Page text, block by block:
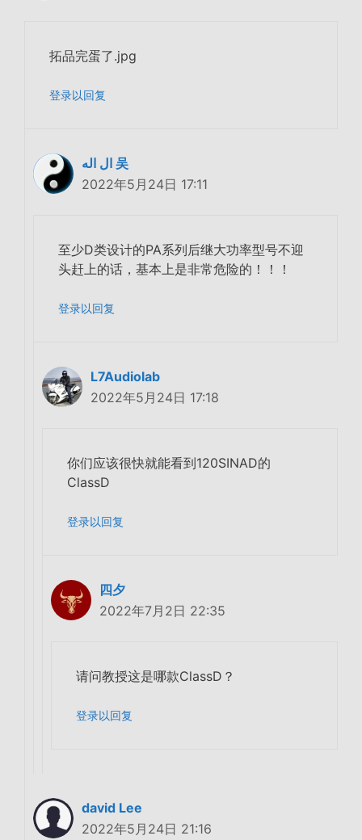
拓品完蛋了.jpg
登录以回复
ال اله 吴
2022年5月24日 17:11
至少D类设计的PA系列后继大功率型号不迎
头赶上的话，基本上是非常危险的！！！
登录以回复
L7Audiolab
2022年5月24日 17:18
你们应该很快就能看到120SINAD的
ClassD
登录以回复
四夕
2022年7月2日 22:35
请问教授这是哪款ClassD？
登录以回复
david Lee
2022年5月24日 21:16